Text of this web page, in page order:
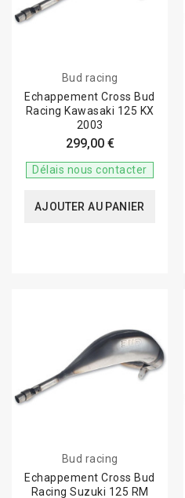
Bud racing
Echappement Cross Bud
Racing Kawasaki 125 KX
2003
299,00 €
Délais nous contacter
AJOUTER AU PANIER
Bud racing
Echappement Cross Bud
Racing Suzuki 125 RM